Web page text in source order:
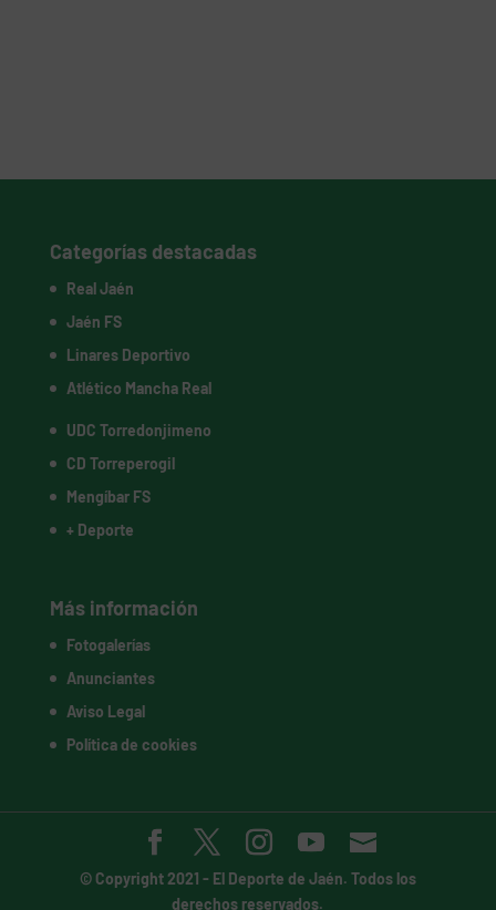
Categorías destacadas
Real Jaén
Jaén FS
Linares Deportivo
Atlético Mancha Real
UDC Torredonjimeno
CD Torreperogil
Mengíbar FS
+ Deporte
Más información
Fotogalerías
Anunciantes
Aviso Legal
Política de cookies
© Copyright 2021 - El Deporte de Jaén. Todos los
derechos reservados.